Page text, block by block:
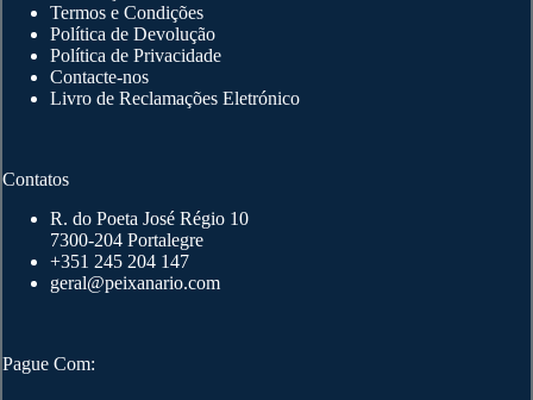
Termos e Condições
Política de Devolução
Política de Privacidade
Contacte-nos
Livro de Reclamações Eletrónico
Contatos
R. do Poeta José Régio 10
7300-204 Portalegre
+351 245 204 147
geral@peixanario.com
Pague Com: